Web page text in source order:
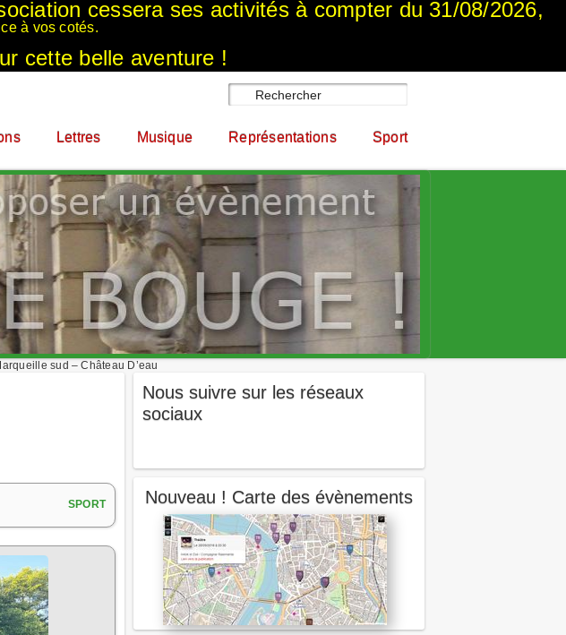
cessera ses activités à compter du 31/08/2026,
à vos cotés.
cette belle aventure !
Lettres Musique Représentations Sport
sud – Château D’eau
SPORT
Nous suivre sur les réseaux
sociaux
Nouveau ! Carte des évènements